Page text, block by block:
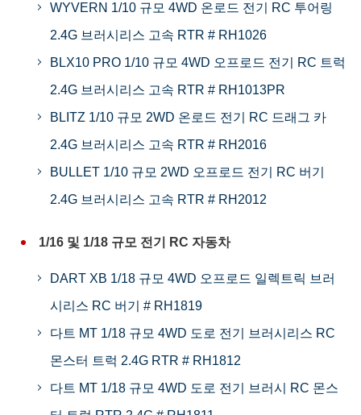
WYVERN 1/10 규모 4WD 온로드 전기 RC 투어링
2.4G 브러시리스 고속 RTR # RH1026
BLX10 PRO 1/10 규모 4WD 오프로드 전기 RC 트럭
2.4G 브러시리스 고속 RTR # RH1013PR
BLITZ 1/10 규모 2WD 온로드 전기 RC 드래그 카
2.4G 브러시리스 고속 RTR # RH2016
BULLET 1/10 규모 2WD 오프로드 전기 RC 버기
2.4G 브러시리스 고속 RTR # RH2012
1/16 및 1/18 규모 전기 RC 자동차
DART XB 1/18 규모 4WD 오프로드 일렉트릭 브러
시리스 RC 버기 # RH1819
다트 MT 1/18 규모 4WD 도로 전기 브러시리스 RC
몬스터 트럭 2.4G RTR # RH1812
다트 MT 1/18 규모 4WD 도로 전기 브러시 RC 몬스